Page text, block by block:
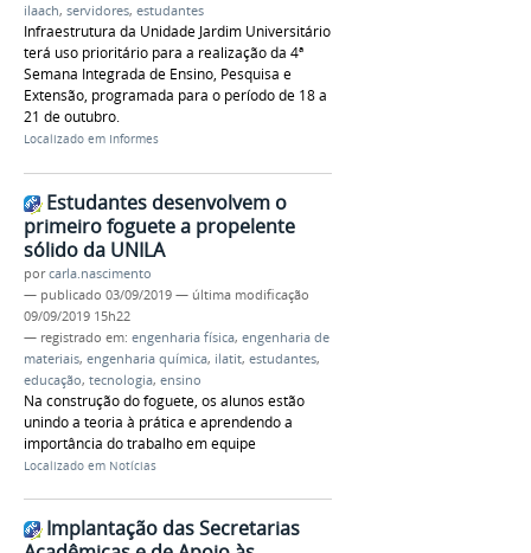
ilaach, servidores, estudantes
Infraestrutura da Unidade Jardim Universitário
terá uso prioritário para a realização da 4ª
Semana Integrada de Ensino, Pesquisa e
Extensão, programada para o período de 18 a
21 de outubro.
Localizado em Informes
Estudantes desenvolvem o
primeiro foguete a propelente
sólido da UNILA
porcarla.nascimento
— publicado 03/09/2019 — última modificação
09/09/2019 15h22
— registrado em: engenharia física, engenharia de
materiais, engenharia química, ilatit, estudantes,
educação, tecnologia, ensino
Na construção do foguete, os alunos estão
unindo a teoria à prática e aprendendo a
importância do trabalho em equipe
Localizado em Notícias
Implantação das Secretarias